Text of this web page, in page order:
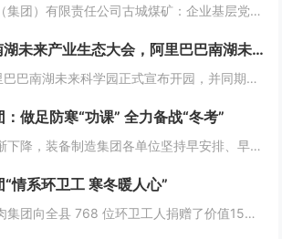
山西潞安矿业（集团）有限责任公司古城煤矿：企业基层党组织如何围绕中心工作发挥宣传赋能作用 习近平总书记指出，做好新形势下宣传思想工作，必须自觉承担起举旗帜、聚民心、育新人、兴文化、展形象的使命任务，这为国企做好宣传思想工作提供了根...
“问道未来”南湖未来产业生态大会，阿里巴巴南湖未来科学园正式宣布开园
12月6日，阿里巴巴南湖未来科学园正式宣布开园，并同期举办了“问道未来——南湖未来产业生态大会”。此次活动中，由阿里巴巴达摩院主导的湖畔实验室、中国科学院院士叶志镇团队、西湖大学裴端卿教授实验室等共计106家科技创新企业及实验室正式入驻并举...
做足防寒“功课” 全力备战“冬考”
随着气温的逐渐下降，装备制造集团各单位坚持早安排、早准备、早落实，超前部署、多措并举做好防冻保暖工作，全力保障冬季生产安全稳定运行。“报告值班长，井口热风机组经过全面检修维护，昨天进行了试运转，一切正常。”寺河煤矿二号井机电运行工区班前会上...
情系环卫工 寒冬暖人心”
近日，平遥牛肉集团向全县 768 位环卫工人捐赠了价值15万余元的保暖衣和保温杯。这一善举主要源于对环卫工人辛勤付出的由衷敬意。他们每日穿梭在平遥的大街小巷，无畏寒暑，为城市的整洁默默奉献，这种精神深深触动了平遥牛肉集团...